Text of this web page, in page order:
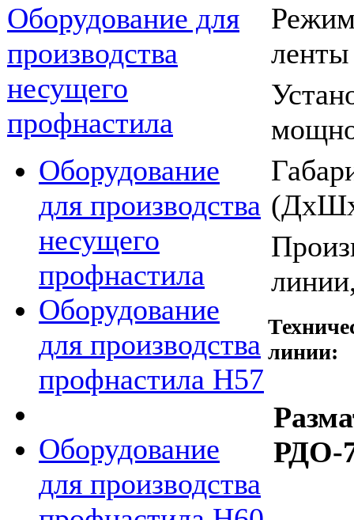
Оборудование для
производства
несущего
профнастила
Оборудование
для производства
несущего
профнастила
Оборудование
для производства
профнастила Н57
Оборудование
для производства
ленты
линии:
РДО-